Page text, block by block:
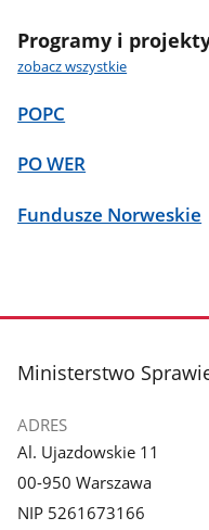
Programy i
zobacz wszystkie
POPC
PO WER
Fundusze Norweskie
stopka
Ministerstwo
ADRES
Al. Ujazdowskie 11
00-950 Warszawa
NIP 5261673166